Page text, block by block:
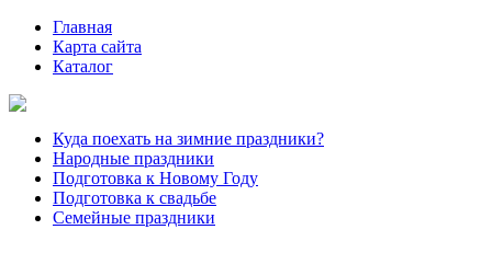
Главная
Карта сайта
Каталог
Куда поехать на зимние праздники?
Народные праздники
Подготовка к Новому Году
Подготовка к свадьбе
Семейные праздники